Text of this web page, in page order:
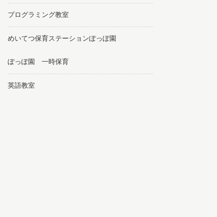
プログラミング教室
めいてつ保育ステーションぽっぽ園
ぽっぽ園 一時保育
英語教室